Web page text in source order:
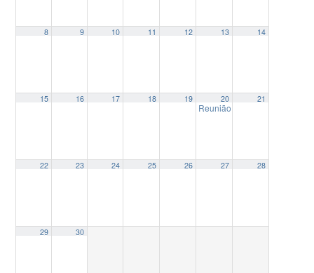
8 9 10 11 12 13 14
15 16 17 18 19 20
Reunião Colegiado
21
22 23 24 25 26 27 28
29 30